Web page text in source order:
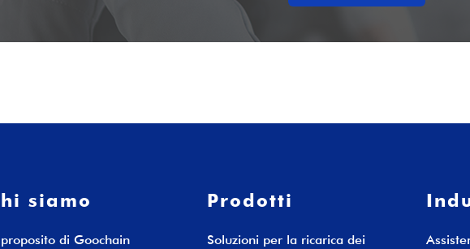
siamo
di Goochain
Prodotti
Soluzioni per la ricarica dei